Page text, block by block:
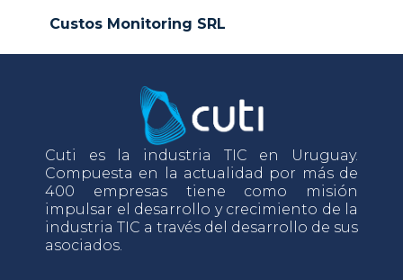
Custos Monitoring SRL
Cuti es la industria TIC en Uruguay.
Compuesta en la actualidad por más de
400 empresas tiene como misión
impulsar el desarrollo y crecimiento de la
industria TIC a través del desarrollo de sus
asociados.